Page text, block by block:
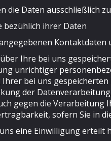
die Daten ausschließlich
bezühlich ihrer Daten
Kontaktdaten
Ihre bei uns
unrichtiger
Ihrer bei uns gespeicherten
der
gegen die Verarbeitung
sofern Sie in
eine Einwilligung erteilt